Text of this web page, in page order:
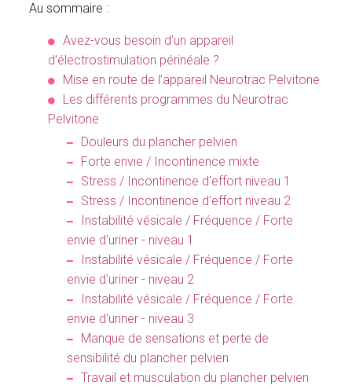
Au sommaire :
Avez-vous besoin d’un appareil
d’électrostimulation périnéale ?
Mise en route de l’appareil Neurotrac Pelvitone
Les différents programmes du Neurotrac
Pelvitone
Douleurs du plancher pelvien
Forte envie / Incontinence mixte
Stress / Incontinence d'effort niveau 1
Stress / Incontinence d'effort niveau 2
Instabilité vésicale / Fréquence / Forte
envie d'uriner - niveau 1
Instabilité vésicale / Fréquence / Forte
envie d'uriner - niveau 2
Instabilité vésicale / Fréquence / Forte
envie d'uriner - niveau 3
Manque de sensations et perte de
sensibilité du plancher pelvien
Travail et musculation du plancher pelvien